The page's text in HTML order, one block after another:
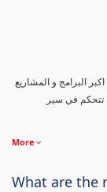
البرامج و المشاريع
تتحكم في سير
More
What are the